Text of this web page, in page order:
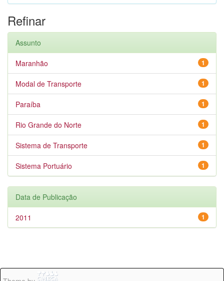
Refinar
Assunto
1
Maranhão
1
Modal de Transporte
1
Paraíba
1
Rio Grande do Norte
1
Sistema de Transporte
1
Sistema Portuário
Data de Publicação
1
2011